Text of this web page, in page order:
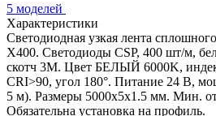
5 моделей
Характеристики
Светодиодная узкая лента
X400. Светодиоды CSP, 400 шт/м,
скотч 3M. Цвет БЕЛЫЙ 6000K,
CRI>90, угол 180°. Питание 24 В,
5 м). Размеры 5000х5х1.5 мм. Мин.
Обязательна установка на профиль.